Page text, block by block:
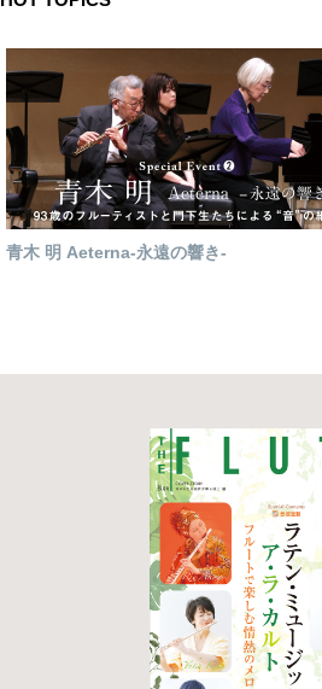
青木 明 Aeterna-永遠の響き-